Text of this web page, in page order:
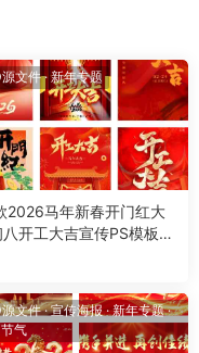
文件·新年专题
2026马年新春开门红大
开工大吉宣传PS模板海
文件·宣传海报·新年专题·
气